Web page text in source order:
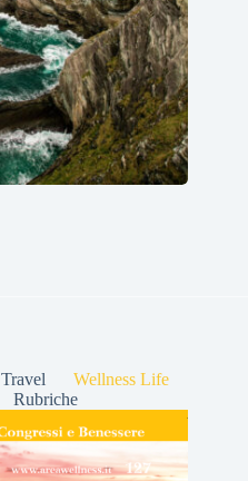
Travel
Wellness Life
Rubriche